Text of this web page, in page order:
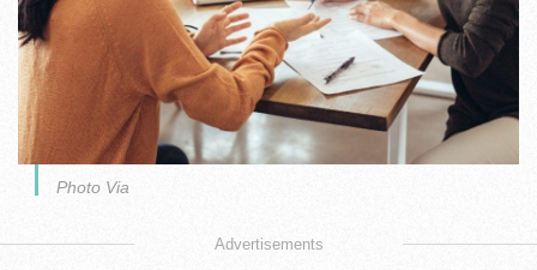
Photo Via
Advertisements